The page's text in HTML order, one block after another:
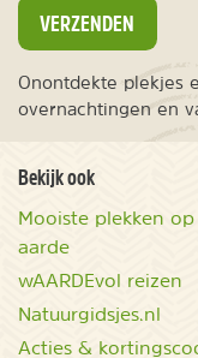
VERZENDEN
Onontdekte plekjes
overnachtingen en
Bekijk ook
Mooiste plekken op
aarde
wAARDEvol reizen
Natuurgidsjes.nl
Acties &